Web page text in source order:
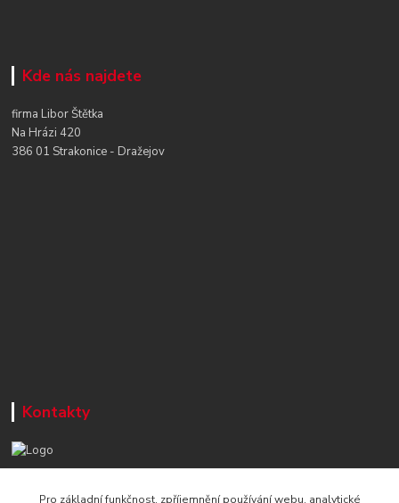
Kde nás najdete
firma Libor Štětka
Na Hrázi 420
386 01 Strakonice - Dražejov
Kontakty
Pro základní funkčnost, zpříjemnění používání webu, analytické